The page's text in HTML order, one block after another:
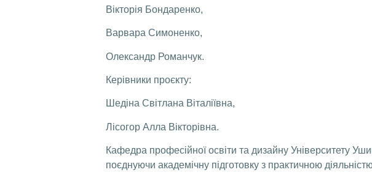
Вікторія Бондаренко,
Варвара Симоненко,
Олександр Романчук.
Керівники проєкту:
Шедіна Світлана Віталіївна,
Лісогор Алла Вікторівна.
Кафедра професійної освіти та дизайну Університету
поєднуючи академічну підготовку з практичною